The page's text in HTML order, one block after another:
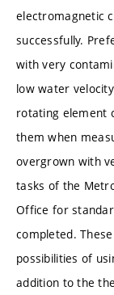
electromagnetic
successfully.
with very
low water
rotating element
them when
overgrown with
tasks of the
Office for
completed.
possibilities of
addition to the